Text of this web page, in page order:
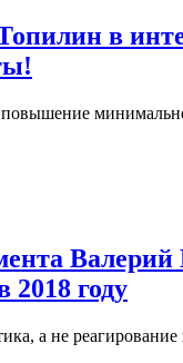
в
2018 году
а не